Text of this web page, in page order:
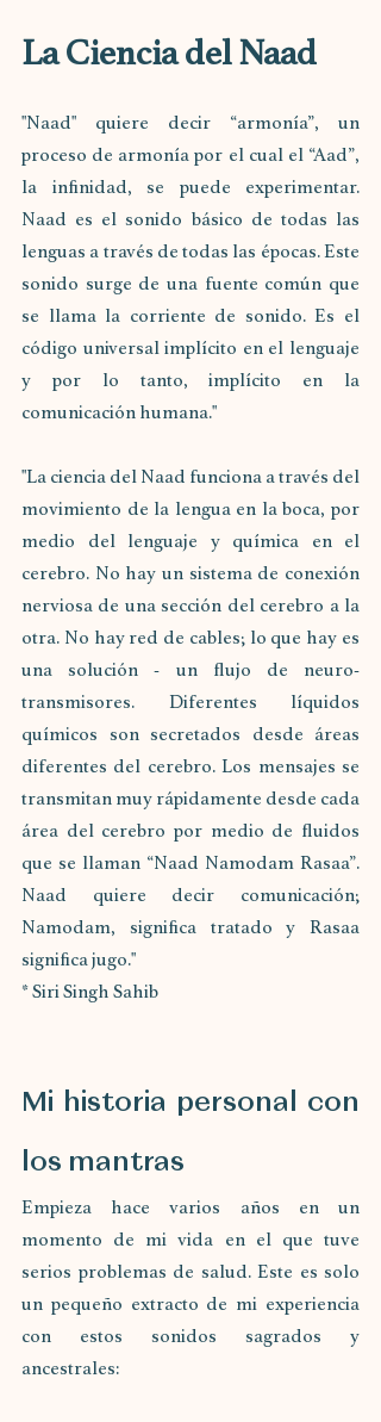
La Ciencia del Naad
"Naad" quiere decir “armonía”, un
proceso de armonía por el cual el “Aad”,
la infinidad, se puede experimentar.
Naad es el sonido básico de todas las
lenguas a través de todas las épocas. Este
sonido surge de una fuente común que
se llama la corriente de sonido. Es el
código universal implícito en el lenguaje
y por lo tanto, implícito en la
comunicación humana."
"La ciencia del Naad funciona a través del
movimiento de la lengua en la boca, por
medio del lenguaje y química en el
cerebro. No hay un sistema de conexión
nerviosa de una sección del cerebro a la
otra. No hay red de cables; lo que hay es
una solución - un flujo de neuro-
transmisores. Diferentes líquidos
químicos son secretados desde áreas
diferentes del cerebro. Los mensajes se
transmitan muy rápidamente desde cada
área del cerebro por medio de fluidos
que se llaman “Naad Namodam Rasaa”.
Naad quiere decir comunicación;
Namodam, significa tratado y Rasaa
significa jugo."
* Siri Singh Sahib
Mi historia personal con
los mantras
Empieza hace varios años en un
momento de mi vida en el que tuve
serios problemas de salud. Este es solo
un pequeño extracto de mi experiencia
con estos sonidos sagrados y
ancestrales: